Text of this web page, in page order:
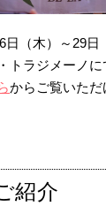
日（木）～29
トラジメーノに
からご覧いただ
紹介